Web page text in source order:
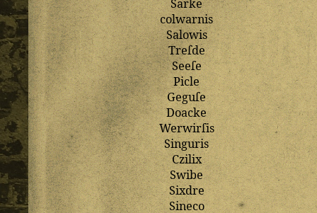
Sarke
colwarnis
Salowis
Treſde
Seeſe
Picle
Geguſe
Doacke
Werwirſis
Singuris
Czilix
Swibe
Sixdre
Sineco